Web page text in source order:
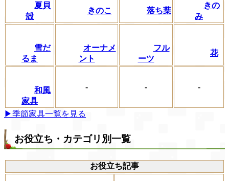
夏貝
殻
きのこ 落ち葉
きの
み
雪だ
るま
オーナメ
ント
フル
ーツ
花
和風
家具
- - -
▶季節家具一覧を見る
お役立ち・カテゴリ別一覧
お役立ち記事